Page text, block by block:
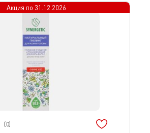
Акция по 31.12.2026
(0)